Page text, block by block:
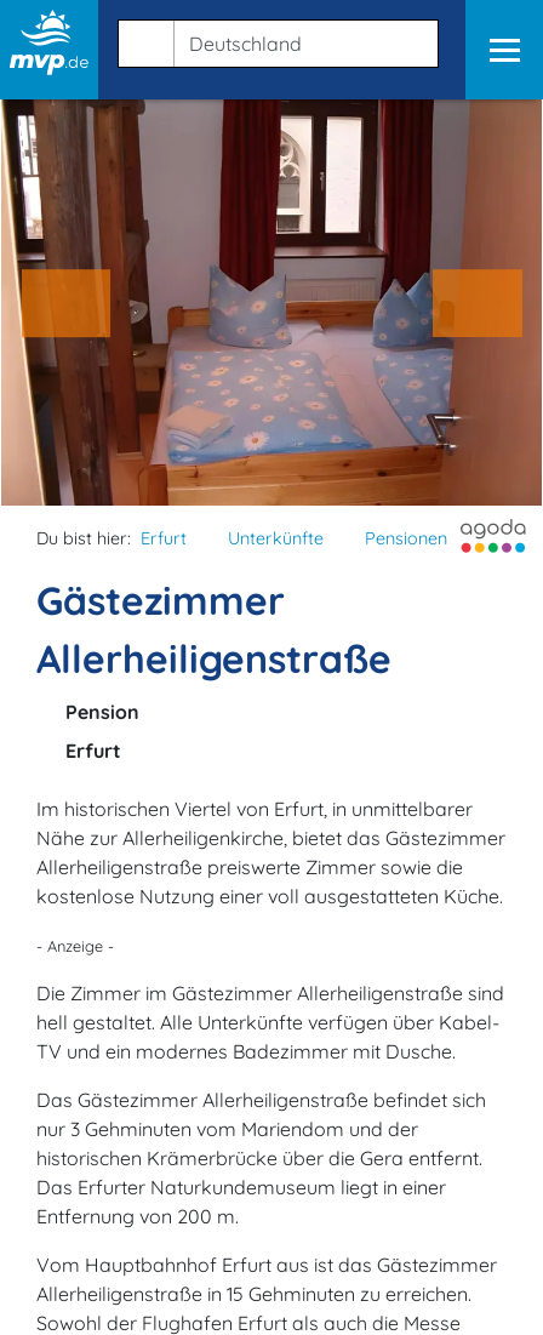
Du bist hier: Erfurt Unterkünfte Pensionen
Gästezimmer
Allerheiligenstraße
Pension
Erfurt
Im historischen Viertel von Erfurt, in unmittelbarer
Nähe zur Allerheiligenkirche, bietet das Gästezimmer
Allerheiligenstraße preiswerte Zimmer sowie die
kostenlose Nutzung einer voll ausgestatteten Küche.
- Anzeige -
Die Zimmer im Gästezimmer Allerheiligenstraße sind
hell gestaltet. Alle Unterkünfte verfügen über Kabel-
TV und ein modernes Badezimmer mit Dusche.
Das Gästezimmer Allerheiligenstraße befindet sich
nur 3 Gehminuten vom Mariendom und der
historischen Krämerbrücke über die Gera entfernt.
Das Erfurter Naturkundemuseum liegt in einer
Entfernung von 200 m.
Vom Hauptbahnhof Erfurt aus ist das Gästezimmer
Allerheiligenstraße in 15 Gehminuten zu erreichen.
Sowohl der Flughafen Erfurt als auch die Messe